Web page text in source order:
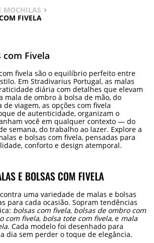
MOCHILAS
FIVELA
com Fivela
fivela são o equilíbrio perfeito entre
Em Stradivarius Portugal, as malas
diária com detalhes que elevam
mala de ombro à bolsa de mão, do
viagem, as opções com fivela
de autenticidade, organizam o
você em qualquer contexto — do
semana, do trabalho ao lazer. Explore a
e bolsas com fivela, pensadas para
conforto e design atemporal.
E BOLSAS COM FIVELA
uma variedade de malas e bolsas
para cada ocasião. Sopram tendências
bolsas com fivela, bolsas de ombro com
com fivela, bolsa tote com fivela, e mala
. Cada modelo foi desenhado para
dia sem perder o toque de elegância.